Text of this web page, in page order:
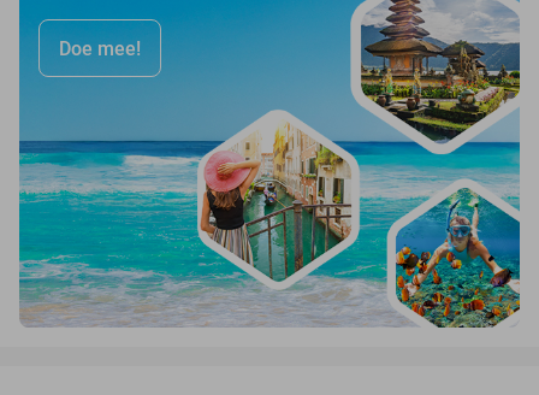
Doe mee!